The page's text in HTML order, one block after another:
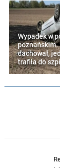
Wypadek w
poznańskim.
dachował,
trafiła do